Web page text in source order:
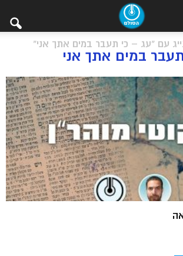
עם "עג – כי תעבר במים אתך אני"
במים אתך אני